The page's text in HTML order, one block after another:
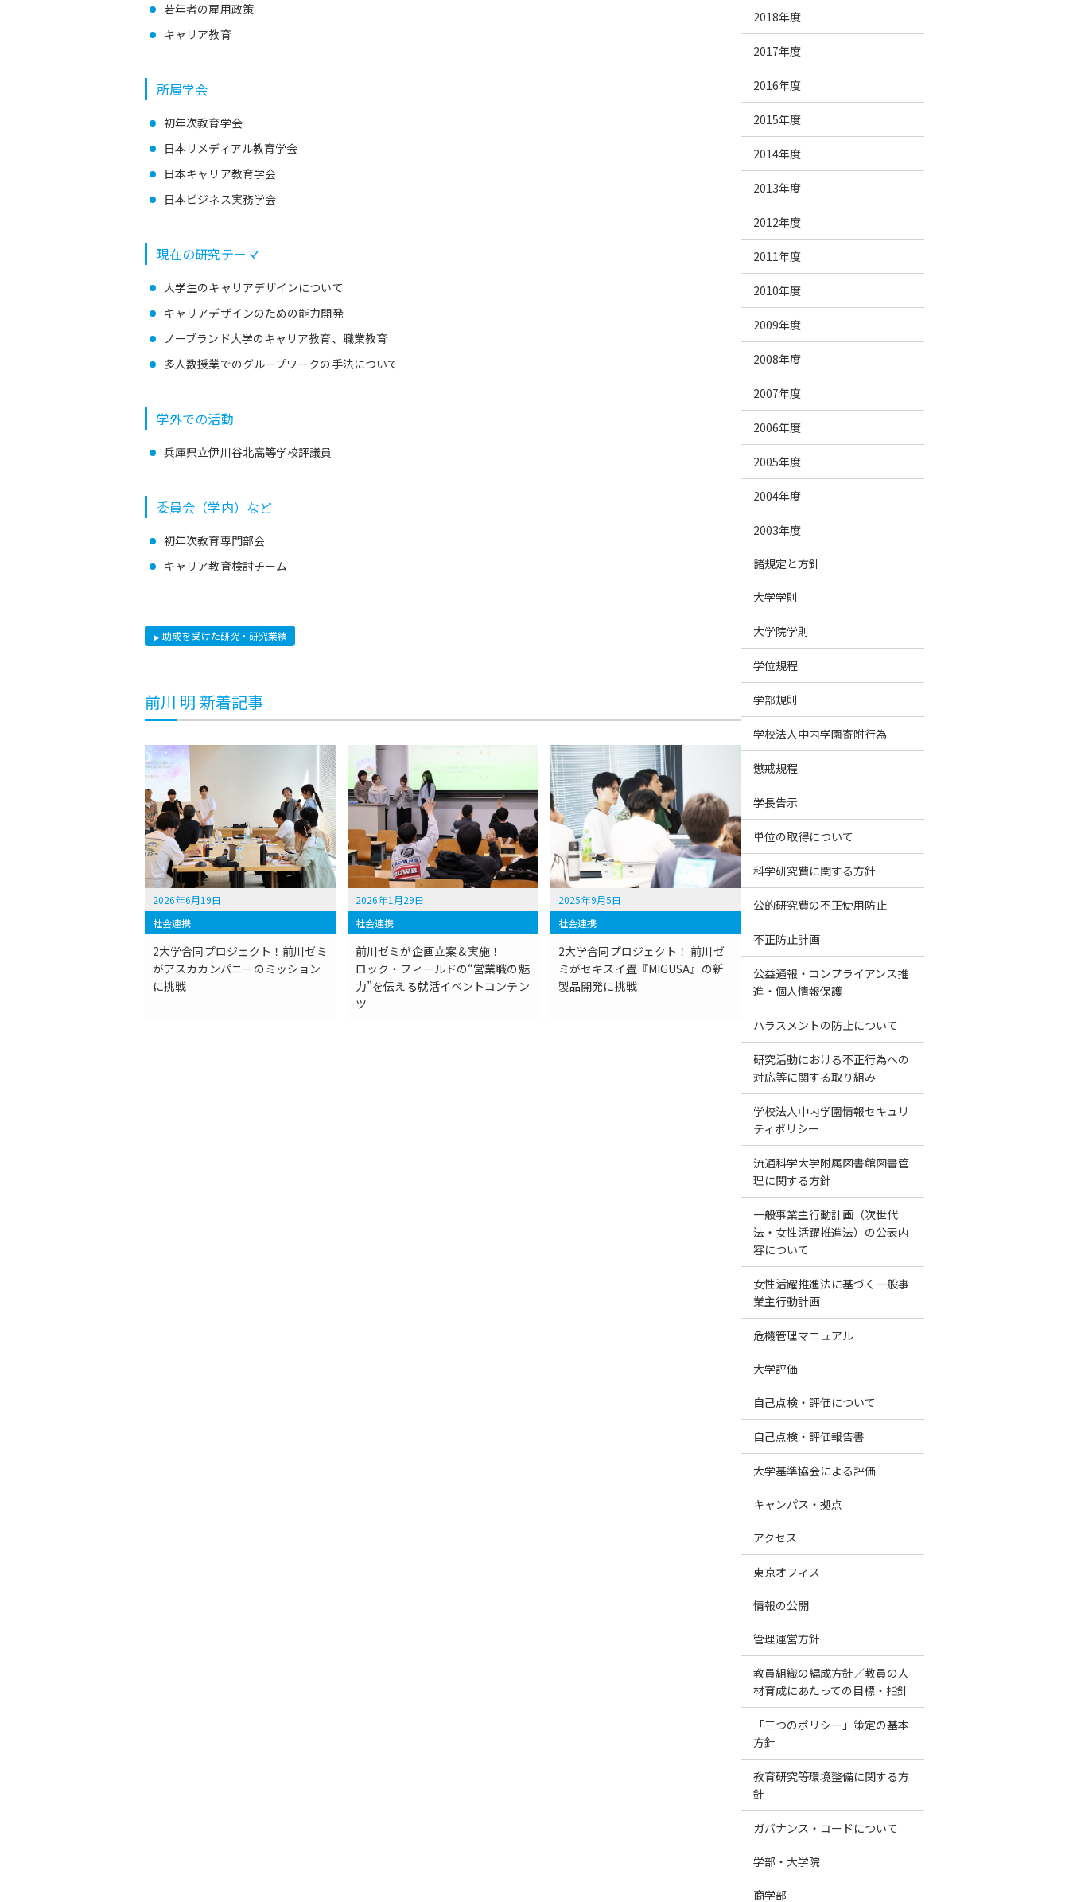
若年者の雇用政策
キャリア教育
所属学会
初年次教育学会
日本リメディアル教育学会
日本キャリア教育学会
日本ビジネス実務学会
現在の研究テーマ
大学生のキャリアデザインについて
キャリアデザインのための能力開発
ノーブランド大学のキャリア教育、職業教育
多人数授業でのグループワークの手法について
学外での活動
兵庫県立伊川谷北高等学校評議員
委員会（学内）など
初年次教育専門部会
キャリア教育検討チーム
助成を受けた研究・研究業績
前川 明 新着記事
2026年6月19日
社会連携
2大学合同プロジェクト！前川ゼミ
がアスカカンパニーのミッション
に挑戦
2026年1月29日
社会連携
前川ゼミが企画立案＆実施！
ロック・フィールドの“営業職の魅
力”を伝える就活イベントコンテン
ツ
2025年9月5日
社会連携
2大学合同プロジェクト！ 前川ゼ
ミがセキスイ畳『MIGUSA』の新
製品開発に挑戦
2018年度
2017年度
2016年度
2015年度
2014年度
2013年度
2012年度
2011年度
2010年度
2009年度
2008年度
2007年度
2006年度
2005年度
2004年度
2003年度
諸規定と方針
大学学則
大学院学則
学位規程
学部規則
学校法人中内学園寄附行為
懲戒規程
学長告示
単位の取得について
科学研究費に関する方針
公的研究費の不正使用防止
不正防止計画
公益通報・コンプライアンス推
進・個人情報保護
ハラスメントの防止について
研究活動における不正行為への
対応等に関する取り組み
学校法人中内学園情報セキュリ
ティポリシー
流通科学大学附属図書館図書管
理に関する方針
一般事業主行動計画（次世代
法・女性活躍推進法）の公表内
容について
女性活躍推進法に基づく一般事
業主行動計画
危機管理マニュアル
大学評価
自己点検・評価について
自己点検・評価報告書
大学基準協会による評価
キャンパス・拠点
アクセス
東京オフィス
情報の公開
管理運営方針
教員組織の編成方針／教員の人
材育成にあたっての目標・指針
「三つのポリシー」策定の基本
方針
教育研究等環境整備に関する方
針
ガバナンス・コードについて
学部・大学院
商学部